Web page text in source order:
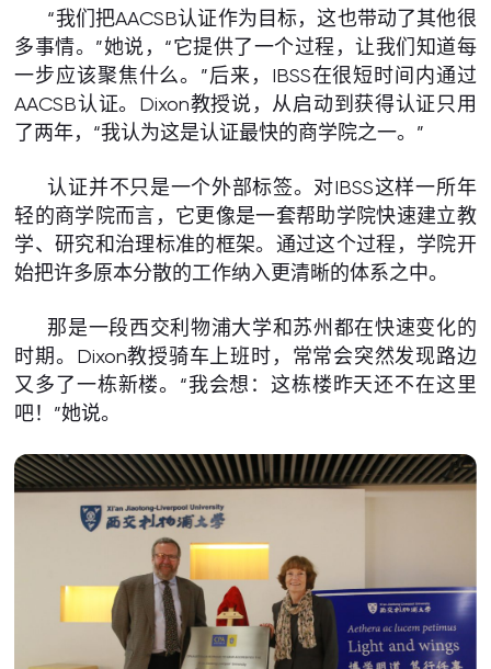
“我们把AACSB认证作为目标，这也带动了其他很
多事情。”她说，“它提供了一个过程，让我们知道每
一步应该聚焦什么。”后来，IBSS在很短时间内通过
AACSB认证。Dixon教授说，从启动到获得认证只用
了两年，“我认为这是认证最快的商学院之一。”
认证并不只是一个外部标签。对IBSS这样一所年
轻的商学院而言，它更像是一套帮助学院快速建立教
学、研究和治理标准的框架。通过这个过程，学院开
始把许多原本分散的工作纳入更清晰的体系之中。
那是一段西交利物浦大学和苏州都在快速变化的
时期。Dixon教授骑车上班时，常常会突然发现路边
又多了一栋新楼。“我会想：这栋楼昨天还不在这里
吧！”她说。